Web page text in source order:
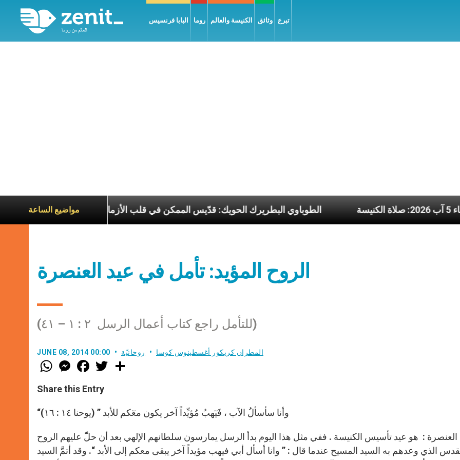
البابا فرنسيس روما الكنيسة والعالم وثائق تبرع
مواضيع الساعة
الطوباوي البطريرك الحويك: قدّيس الممكن في قلب الأزمات 5 آب 2026: صلاة الكنيسة
الروح المؤيد: تأمل في عيد العنصرة
(للتأمل راجع كتاب أعمال الرسل ٢ : ١ – ٤١)
JUNE 08, 2014 00:00 المطران كريكور أغسطينوس كوسا روحانيّة
W
h
t
s
p
p
M
e
s
e
g
e
F
a
e
b
o
k
w
r
Share this Entry
“وأنا سأسألُ الآب ، فَيٓهبُ مُؤيِّداً آخر يكون معٓكم للأبد ” (يوحنا ١٤ : ١٦)
العنصرة : هو عيد تأسيس الكنيسة . ففي مثل هذا اليوم بدأ الرسل يمارسون سلطانهم الإلهي بعد أن حلّٓ عليهم الروح
الذي وعدهم به السيد المسيح عندما قال : ” وانا أسأل أبي فيهب مؤيداً آخر يبقى معكم إلى الأبد “. وقد أتمَّ السيد